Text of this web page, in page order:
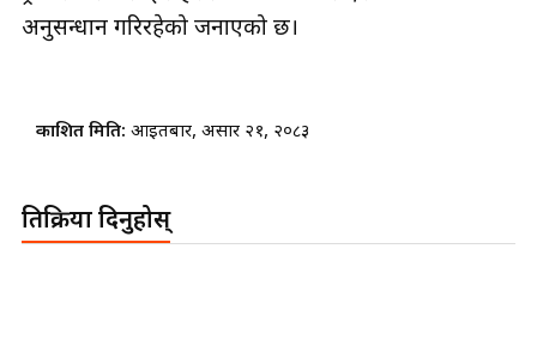
अनुसन्धान गरिरहेको जनाएको छ।
प्रकाशित मिति: आइतबार, असार २१, २०८३
प्रतिक्रिया दिनुहोस्